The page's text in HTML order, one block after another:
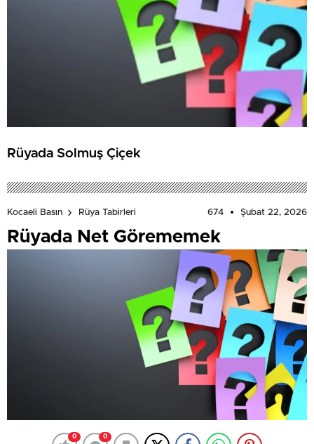
Rüyada Solmuş Çiçek
Kocaeli Basın Rüya Tabirleri 674 Şubat 22, 2026
Rüyada Net Görememek
0 0